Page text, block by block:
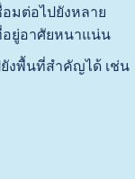
มต่อไปยังหลาย
ยู่อาศัยหนาแน่น
ยังพื้นที่สำคัญได้ เช่น